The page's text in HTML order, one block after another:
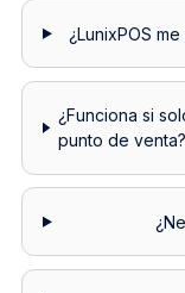
¿LunixPOS
¿Funciona si
punto de venta?